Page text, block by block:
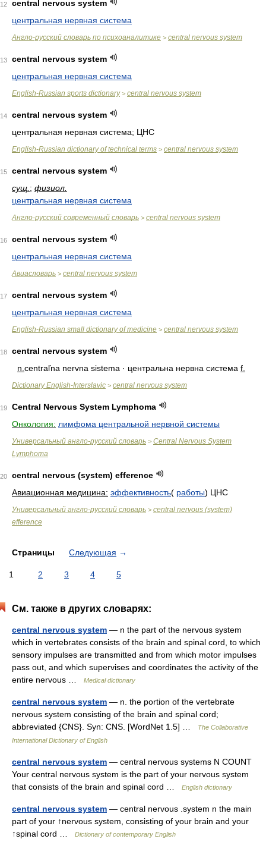
12
central nervous system
центральная нервная система
Англо-русский словарь по психоаналитике > central nervous system
13
central nervous system
центральная нервная система
English-Russian sports dictionary> central nervous system
14
central nervous system
центральная нервная система; ЦНС
English-Russian dictionary of technical terms > central nervous system
15
central nervous system
сущ. ; физиол.
центральная нервная система
Англо-русский современный словарь > central nervous system
16
central nervous system
центральная нервная система
Авиасловарь > central nervous system
17
central nervous system
центральная нервная система
English-Russian small dictionary of medicine > central nervous system
18
central nervous system
n. centraľna nervna sistema · центральна нервна система f.
Dictionary English-Interslavic > central nervous system
19
Central Nervous System Lymphoma
Онкология: лимфома центральной нервной системы
Универсальный англо-русский словарь > Central Nervous System
Lymphoma
20
central nervous (system) efference
Авиационная медицина: эффективность( работы) ЦНС
Универсальный англо-русский словарь > central nervous (system)
efference
Страницы Следующая →
1 2 3 4 5
См. также в других словарях:
central nervous system — n the part of the nervous system
which in vertebrates consists of the brain and spinal cord, to which
sensory impulses are transmitted and from which motor impulses
pass out, and which supervises and coordinates the activity of the
entire nervous …
Medical dictionary
central nervous system — n. the portion of the vertebrate
nervous system consisting of the brain and spinal cord;
abbreviated {CNS}. Syn: CNS. [WordNet 1.5] …
The Collaborative
International Dictionary of English
central nervous system — central nervous systems N COUNT
Your central nervous system is the part of your nervous system
that consists of the brain and spinal cord …
English dictionary
central nervous system — central nervous .system n the main
part of your ↑nervous system, consisting of your brain and your
↑spinal cord …
Dictionary of contemporary English